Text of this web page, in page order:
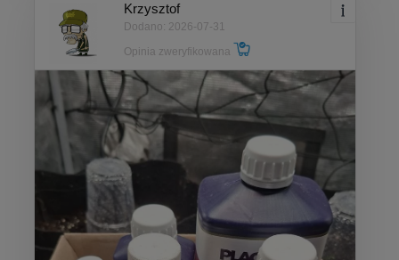
Krzysztof
Dodano: 2026-07-31
Opinia zweryfikowana